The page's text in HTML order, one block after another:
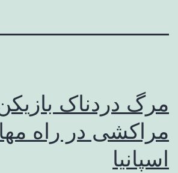
مرگ دردناک
مراکشی در راه
اسپانیا